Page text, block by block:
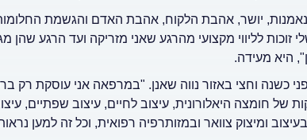
יושר, אהבת הלקוח, אהבת האדם והגשמת
לליווי מקצועי מהרגע שאני מזריקה ועד הרגע שהן
היא מעידה.
כשנה וחצי באזור נווה שאנן. "במרפאה אני עוסקת רק
של חומצה היאלורונית, עיצוב לחיים, עיצוב שפתיים,
ומיצוק צוואר ובמזותרפיה רפואית, וכל זה למען